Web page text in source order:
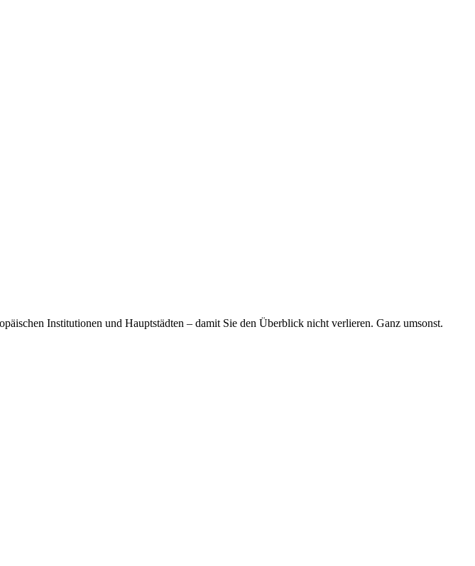
Institutionen und Hauptstädten – damit Sie den Überblick nicht verlieren. Ganz umsonst.